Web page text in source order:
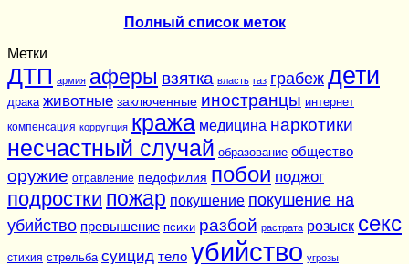
Полный список меток
Метки
ДТП армия аферы взятка власть газ грабеж дети
драка животные заключенные иностранцы интернет
компенсация коррупция кража медицина наркотики
несчастный случай образование общество
оружие отравление педофилия побои поджог
подростки пожар покушение покушение на
убийство превышение психи разбой растрата розыск секс
стихия стрельба суицид тело убийство угрозы